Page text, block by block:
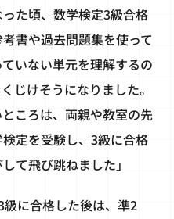
った頃、数学検定3級合格
書や過去問題集を使って
いない単元を理解するの
じけそうになりました。
ころは、両親や教室の先
定を受験し、3級に合格
て飛び跳ねました」
に合格した後は、準2